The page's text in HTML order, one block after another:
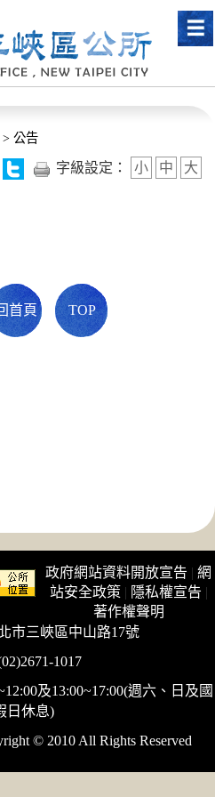
> 公告
字級設定： 小 中 大
首頁 TOP
政府網站資料開放宣告 | 網
站安全政策 | 隱私權宣告 |
著作權聲明
市三峽區中山路17號
1017
及13:00~17:00(週六、日及國
日休息)
© 2010 All Rights Reserved